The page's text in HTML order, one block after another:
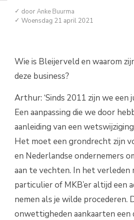
doorAnke Buurma
Woensdag 21 april 2021
Wie is Bleijerveld en waarom
deze business?
Arthur: ‘Sinds 2011 zijn we
Een aanpassing die we door
aanleiding van een
Het moet een grondrecht zijn
en Nederlandse ondernemers
aan te vechten. In het verleden
particulier of MKB’er altijd een
nemen als je wilde procederen.
onwettigheden aankaarten een